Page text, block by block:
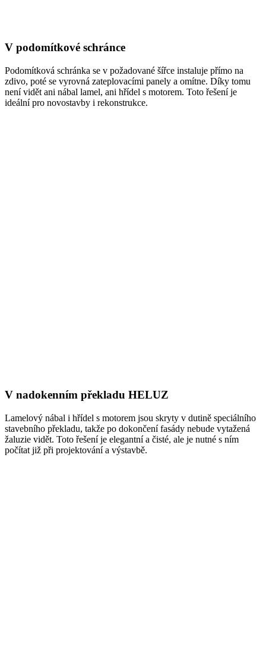
V podomítkové schránce
Podomítková schránka se v požadované šířce instaluje přímo na
zdivo, poté se vyrovná zateplovacími panely a omítne. Díky tomu
není vidět ani nábal lamel, ani hřídel s motorem. Toto řešení je
ideální pro novostavby i rekonstrukce.
V nadokenním překladu HELUZ
Lamelový nábal i hřídel s motorem jsou skryty v dutině speciálního
stavebního překladu, takže po dokončení fasády nebude vytažená
žaluzie vidět. Toto řešení je elegantní a čisté, ale je nutné s ním
počítat již při projektování a výstavbě.